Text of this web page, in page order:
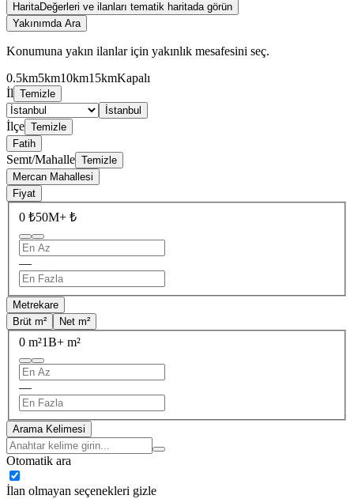
HaritaDeğerleri ve ilanları tematik haritada görün
Yakınımda Ara
Konumuna yakın ilanlar için yakınlık mesafesini seç.
0.5km5km10km15kmKapalı
İl Temizle
İstanbul
İlçe Temizle
Fatih
Semt/Mahalle Temizle
Mercan Mahallesi
Fiyat
0 ₺50M+ ₺
—
Metrekare
Brüt m²
Net m²
0 m²1B+ m²
—
Arama Kelimesi
Otomatik ara
İlan olmayan seçenekleri gizle